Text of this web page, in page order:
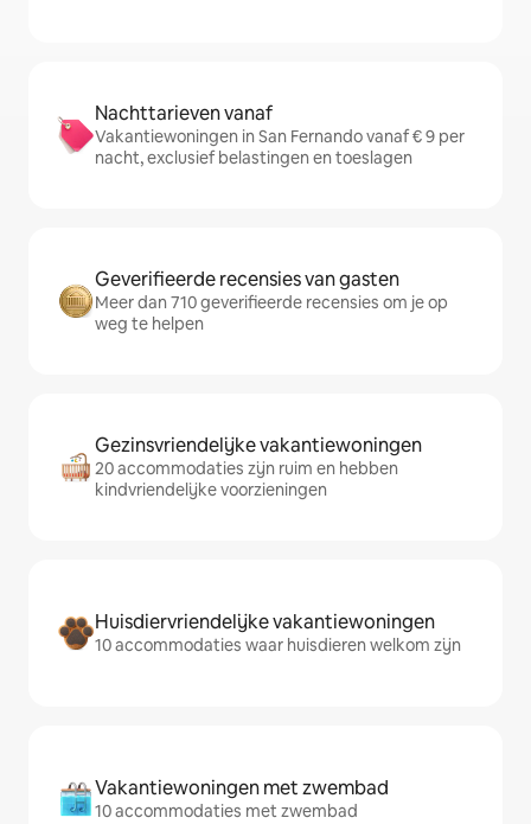
Nachttarieven vanaf
Vakantiewoningen in San Fernando vanaf € 9 per
nacht, exclusief belastingen en toeslagen
Geverifieerde recensies van gasten
Meer dan 710 geverifieerde recensies om je op
weg te helpen
Gezinsvriendelijke vakantiewoningen
20 accommodaties zijn ruim en hebben
kindvriendelijke voorzieningen
Huisdiervriendelijke vakantiewoningen
10 accommodaties waar huisdieren welkom zijn
Vakantiewoningen met zwembad
10 accommodaties met zwembad